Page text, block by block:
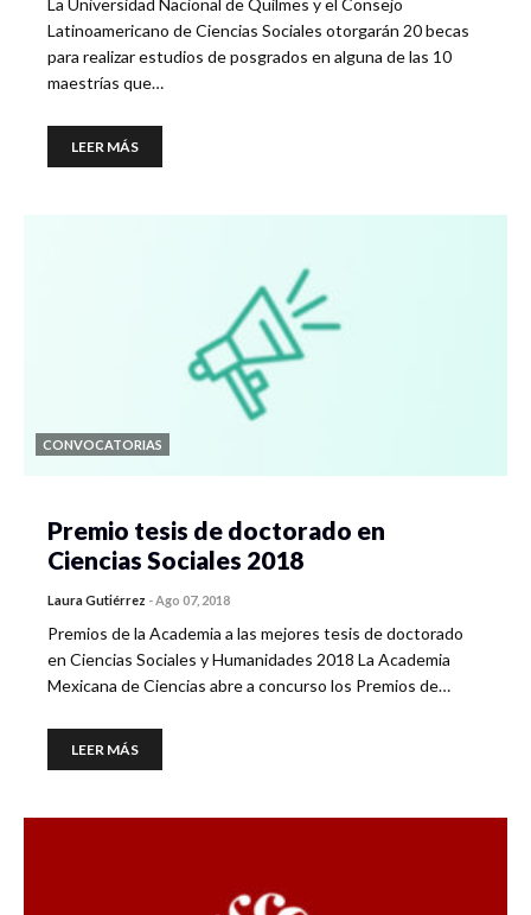
La Universidad Nacional de Quilmes y el Consejo
Latinoamericano de Ciencias Sociales otorgarán 20 becas
para realizar estudios de posgrados en alguna de las 10
maestrías que…
LEER MÁS
CONVOCATORIAS
Premio tesis de doctorado en
Ciencias Sociales 2018
Laura Gutiérrez -Ago 07, 2018
Premios de la Academia a las mejores tesis de doctorado
en Ciencias Sociales y Humanidades 2018 La Academia
Mexicana de Ciencias abre a concurso los Premios de…
LEER MÁS